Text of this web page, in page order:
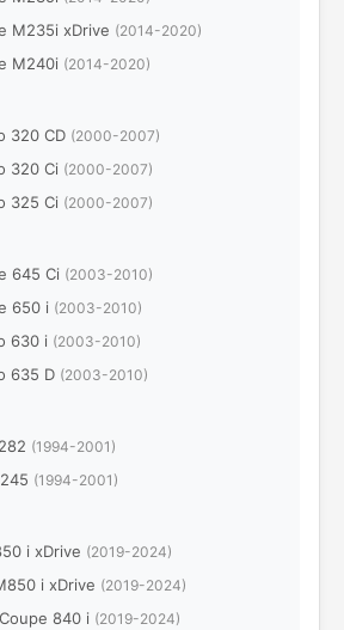
M235i xDrive (2014-2020)
M240i (2014-2020)
320 CD (2000-2007)
320 Ci (2000-2007)
325 Ci (2000-2007)
645 Ci (2003-2010)
650 i (2003-2010)
630 i (2003-2010)
635 D (2003-2010)
(1994-2001)
(1994-2001)
i xDrive (2019-2024)
i xDrive (2019-2024)
840 i (2019-2024)